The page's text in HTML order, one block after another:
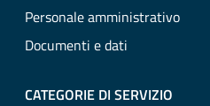
Personale amministrativo
Documenti e dati
CATEGORIE DI SERVIZIO